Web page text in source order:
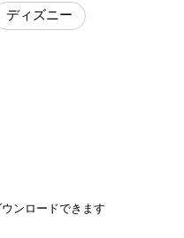
ディズニー
ンロードできます